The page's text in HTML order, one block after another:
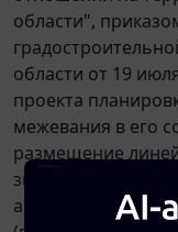
области",
области от 19
проекта
межевания в его
размещение
значения
автомобильной